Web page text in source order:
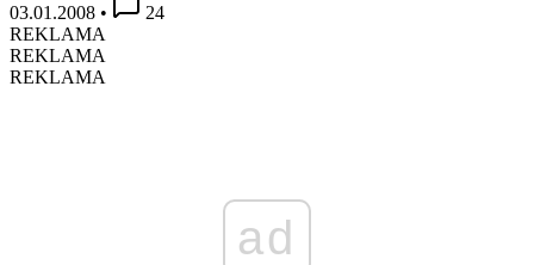
03.01.2008 •
24
REKLAMA
REKLAMA
REKLAMA
ad